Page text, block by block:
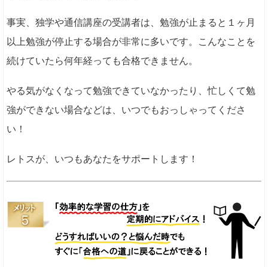
事実、独学や通信講座の受講者は、勉強が止まると１ヶ月
以上勉強が停止する場合が非常に多いです。こんなことを
続けていたら何年経っても合格できません。
やる気がなくなって勉強できていなかったり、忙しくて勉
強ができない場合などは、いつでもおっしゃってくださ
い！
レトスが、いつもあなたをサポートします！